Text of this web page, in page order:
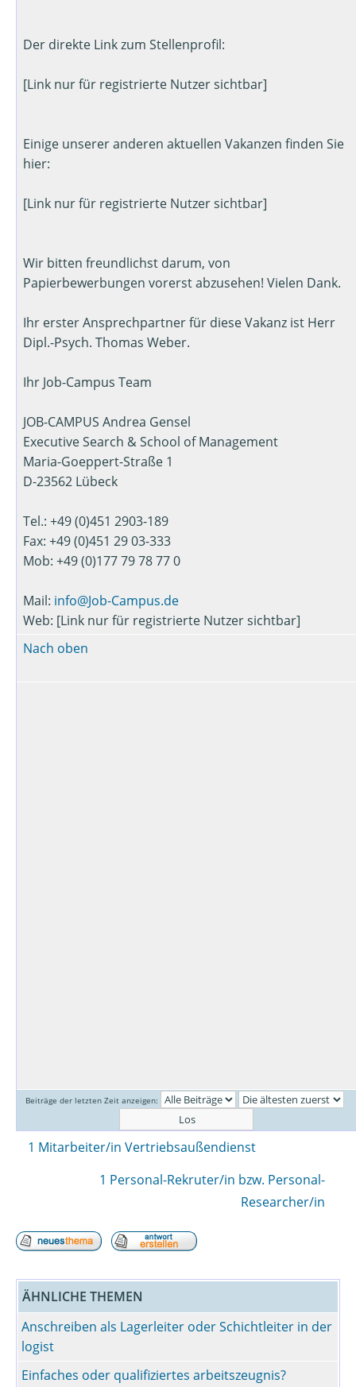
Der direkte Link zum Stellenprofil:
[Link nur für registrierte Nutzer sichtbar]
Einige unserer anderen aktuellen Vakanzen finden Sie
hier:
[Link nur für registrierte Nutzer sichtbar]
Wir bitten freundlichst darum, von
Papierbewerbungen vorerst abzusehen! Vielen Dank.
Ihr erster Ansprechpartner für diese Vakanz ist Herr
Dipl.-Psych. Thomas Weber.
Ihr Job-Campus Team
JOB-CAMPUS Andrea Gensel
Executive Search & School of Management
Maria-Goeppert-Straße 1
D-23562 Lübeck
Tel.: +49 (0)451 2903-189
Fax: +49 (0)451 29 03-333
Mob: +49 (0)177 79 78 77 0
Mail: info@Job-Campus.de
Web: [Link nur für registrierte Nutzer sichtbar]
Nach oben
Beiträge der letzten Zeit anzeigen:
1 Mitarbeiter/in Vertriebsaußendienst
1 Personal-Rekruter/in bzw. Personal-
Researcher/in
ÄHNLICHE THEMEN
Anschreiben als Lagerleiter oder Schichtleiter in der
logist
Einfaches oder qualifiziertes arbeitszeugnis?